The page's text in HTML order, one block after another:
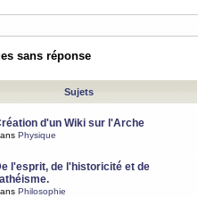
sans réponse
Sujets
d'un Wiki sur l'Arche
Physique
l'esprit, de l'historicité et de
Philosophie